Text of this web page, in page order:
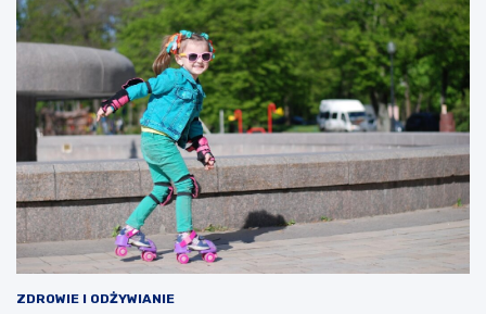
ZDROWIE I ODŻYWIANIE